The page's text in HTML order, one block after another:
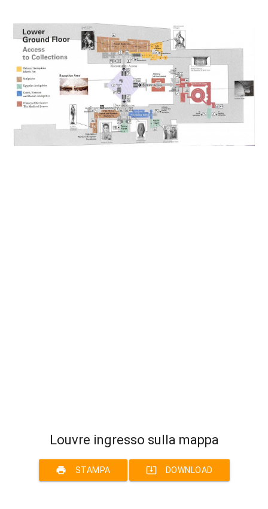
Louvre ingresso sulla mappa
print STAMPA system_update_alt DOWNLOAD